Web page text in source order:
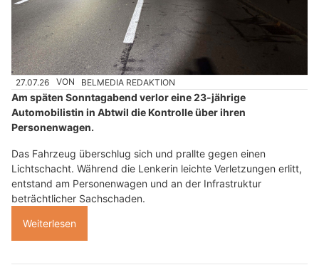
27.07.26 VON BELMEDIA REDAKTION
Am späten Sonntagabend verlor eine 23-jährige
Automobilistin in Abtwil die Kontrolle über ihren
Personenwagen.
Das Fahrzeug überschlug sich und prallte gegen einen
Lichtschacht. Während die Lenkerin leichte Verletzungen erlitt,
entstand am Personenwagen und an der Infrastruktur
beträchtlicher Sachschaden.
Weiterlesen